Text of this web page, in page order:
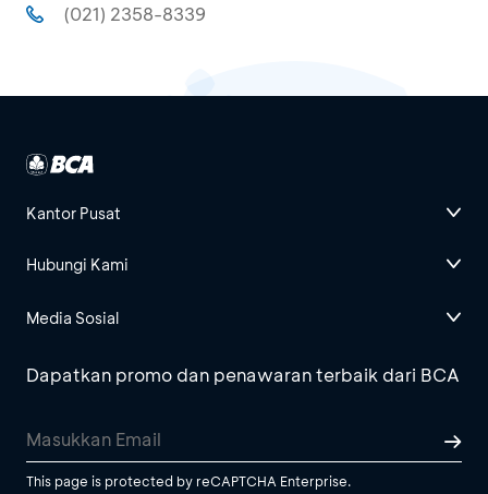
(021) 2358-8339
Kantor Pusat
Hubungi Kami
Media Sosial
Dapatkan promo dan penawaran terbaik dari BCA
This page is protected by reCAPTCHA Enterprise.